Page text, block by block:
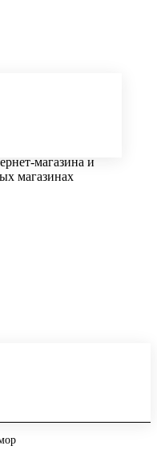
магазина и
магазинах